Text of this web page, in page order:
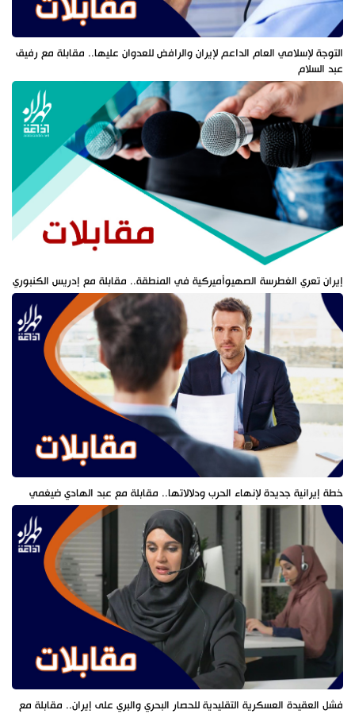
التوجة لإسلامي العام الداعم لإيران والرافض للعدوان عليها.. مقابلة مع رفيق
عبد السلام
إيران تعري الغطرسة الصهيوأميركية في المنطقة.. مقابلة مع إدريس الكنبوري
خطة إيرانية جديدة لإنهاء الحرب ودلالاتها.. مقابلة مع عبد الهادي ضيغمي
فشل العقيدة العسكرية التقليدية للحصار البحري والبري على إيران.. مقابلة مع